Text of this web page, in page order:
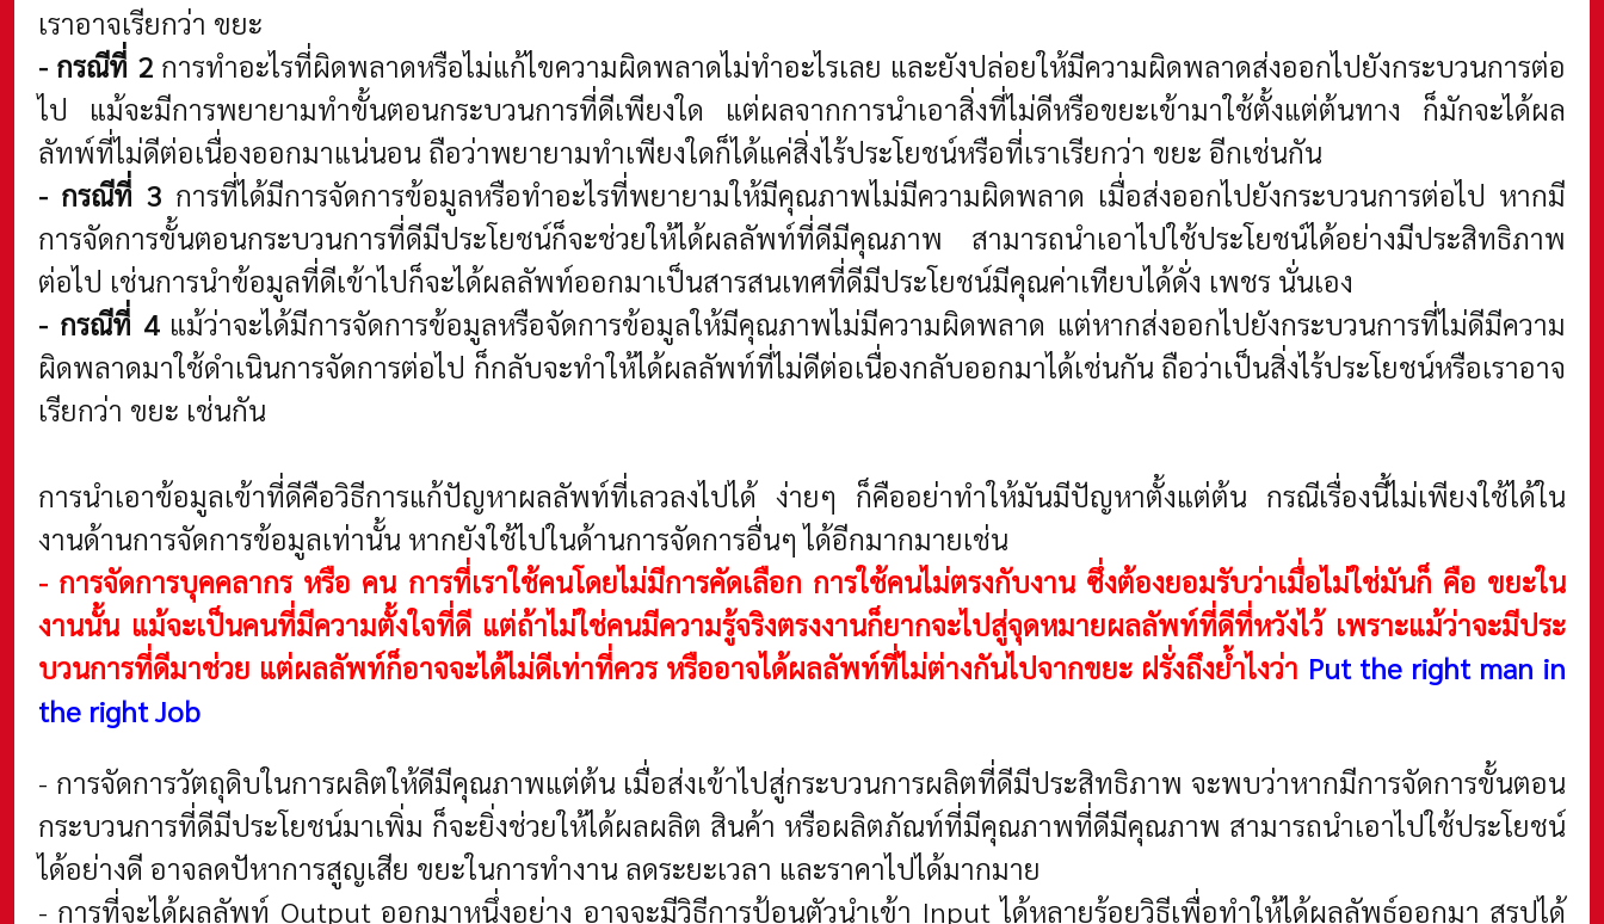
เราอาจเรียกว่า ขยะ
- กรณีที่ 2การทำอะไรที่ผิดพลาดหรือไม่แก้ไขความผิดพลาดไม่ทำอะไรเลย และยังปล่อยให้มีความผิดพลาดส่งออกไปยังกระบวนการต่อ
ไป แม้จะมีการพยายามทำขั้นตอนกระบวนการที่ดีเพียงใด แต่ผลจากการนำเอาสิ่งที่ไม่ดีหรือขยะเข้ามาใช้ตั้งแต่ต้นทาง ก็มักจะได้ผล
ลัทพ์ที่ไม่ดีต่อเนื่องออกมาแน่นอน ถือว่าพยายามทำเพียงใดก็ได้แค่สิ่งไร้ประโยชน์หรือที่เราเรียกว่า ขยะ อีกเช่นกัน
- กรณีที่ 3 การที่ได้มีการจัดการข้อมูลหรือทำอะไรที่พยายามให้มีคุณภาพไม่มีความผิดพลาด เมื่อส่งออกไปยังกระบวนการต่อไป หากมี
การจัดการขั้นตอนกระบวนการที่ดีมีประโยชน์ก็จะช่วยให้ได้ผลลัพท์ที่ดีมีคุณภาพ สามารถนำเอาไปใช้ประโยชน์ได้อย่างมีประสิทธิภาพ
ต่อไป เช่นการนำข้อมูลที่ดีเข้าไปก็จะได้ผลลัพท์ออกมาเป็นสารสนเทศที่ดีมีประโยชน์มีคุณค่าเทียบได้ดั่ง เพชร นั่นเอง
- กรณีที่ 4 แม้ว่าจะได้มีการจัดการข้อมูลหรือจัดการข้อมูลให้มีคุณภาพไม่มีความผิดพลาด แต่หากส่งออกไปยังกระบวนการที่ไม่ดีมีความ
ผิดพลาดมาใช้ดำเนินการจัดการต่อไป ก็กลับจะทำให้ได้ผลลัพท์ที่ไม่ดีต่อเนื่องกลับออกมาได้เช่นกัน ถือว่าเป็นสิ่งไร้ประโยชน์หรือเราอาจ
เรียกว่า ขยะ เช่นกัน
การนำเอาข้อมูลเข้าที่ดีคือวิธีการแก้ปัญหาผลลัพท์ที่เลวลงไปได้ ง่ายๆ ก็คืออย่าทำให้มันมีปัญหาตั้งแต่ต้น กรณีเรื่องนี้ไม่เพียงใช้ได้ใน
งานด้านการจัดการข้อมูลเท่านั้น หากยังใช้ไปในด้านการจัดการอื่นๆ ได้อีกมากมายเช่น
- การจัดการบุคคลากร หรือ คน การที่เราใช้คนโดยไม่มีการคัดเลือก การใช้คนไม่ตรงกับงาน ซึ่งต้องยอมรับว่าเมื่อไม่ใช่มันก็ คือ ขยะใน
งานนั้น แม้จะเป็นคนที่มีความตั้งใจที่ดี แต่ถ้าไม่ใช่คนมีความรู้จริงตรงงานก็ยากจะไปสู่จุดหมายผลลัพท์ที่ดีที่หวังไว้ เพราะแม้ว่าจะมีประ
บวนการที่ดีมาช่วย แต่ผลลัพท์ก็อาจจะได้ไม่ดีเท่าที่ควร หรืออาจได้ผลลัพท์ที่ไม่ต่างกันไปจากขยะ ฝรั่งถึงย้ำไงว่า Put the right man in
the right Job
- การจัดการวัตถุดิบในการผลิตให้ดีมีคุณภาพแต่ต้น เมื่อส่งเข้าไปสู่กระบวนการผลิตที่ดีมีประสิทธิภาพ จะพบว่าหากมีการจัดการขั้นตอน
กระบวนการที่ดีมีประโยชน์มาเพิ่ม ก็จะยิ่งช่วยให้ได้ผลผลิต สินค้า หรือผลิตภัณท์ที่มีคุณภาพที่ดีมีคุณภาพ สามารถนำเอาไปใช้ประโยชน์
ได้อย่างดี อาจลดปัหาการสูญเสีย ขยะในการทำงาน ลดระยะเวลา และราคาไปได้มากมาย
- การที่จะได้ผลลัพท์ Output ออกมาหนึ่งอย่าง อาจจะมีวิธีการป้อนตัวนำเข้า Input ได้หลายร้อยวิธีเพื่อทำให้ได้ผลลัพธ์ออกมา สรุปได้